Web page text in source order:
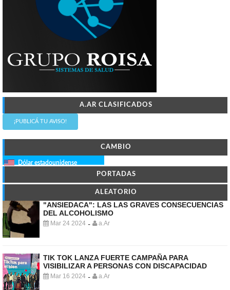
A.AR CLASIFICADOS
¡PUBLICÁ TU AVISO!
CAMBIO
Dólar estadounidense
PORTADAS
ALEATORIO
"ANSIEDACA": LAS LAS GRAVES CONSECUENCIAS
DEL ALCOHOLISMO
Mar 24 2024 - a.Ar
TIK TOK LANZA FUERTE CAMPAÑA PARA
VISIBILIZAR A PERSONAS CON DISCAPACIDAD
Mar 16 2024 - a.Ar